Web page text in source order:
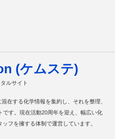
(ケムステ)
ルサイト
在する化学情報を集約し、それを整理、
す。現在活動20周年を迎え、幅広い化
フを擁する体制で運営しています。